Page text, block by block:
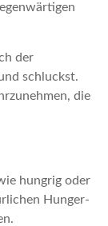
der
schluckst.
die
hungrig oder
Hunger-